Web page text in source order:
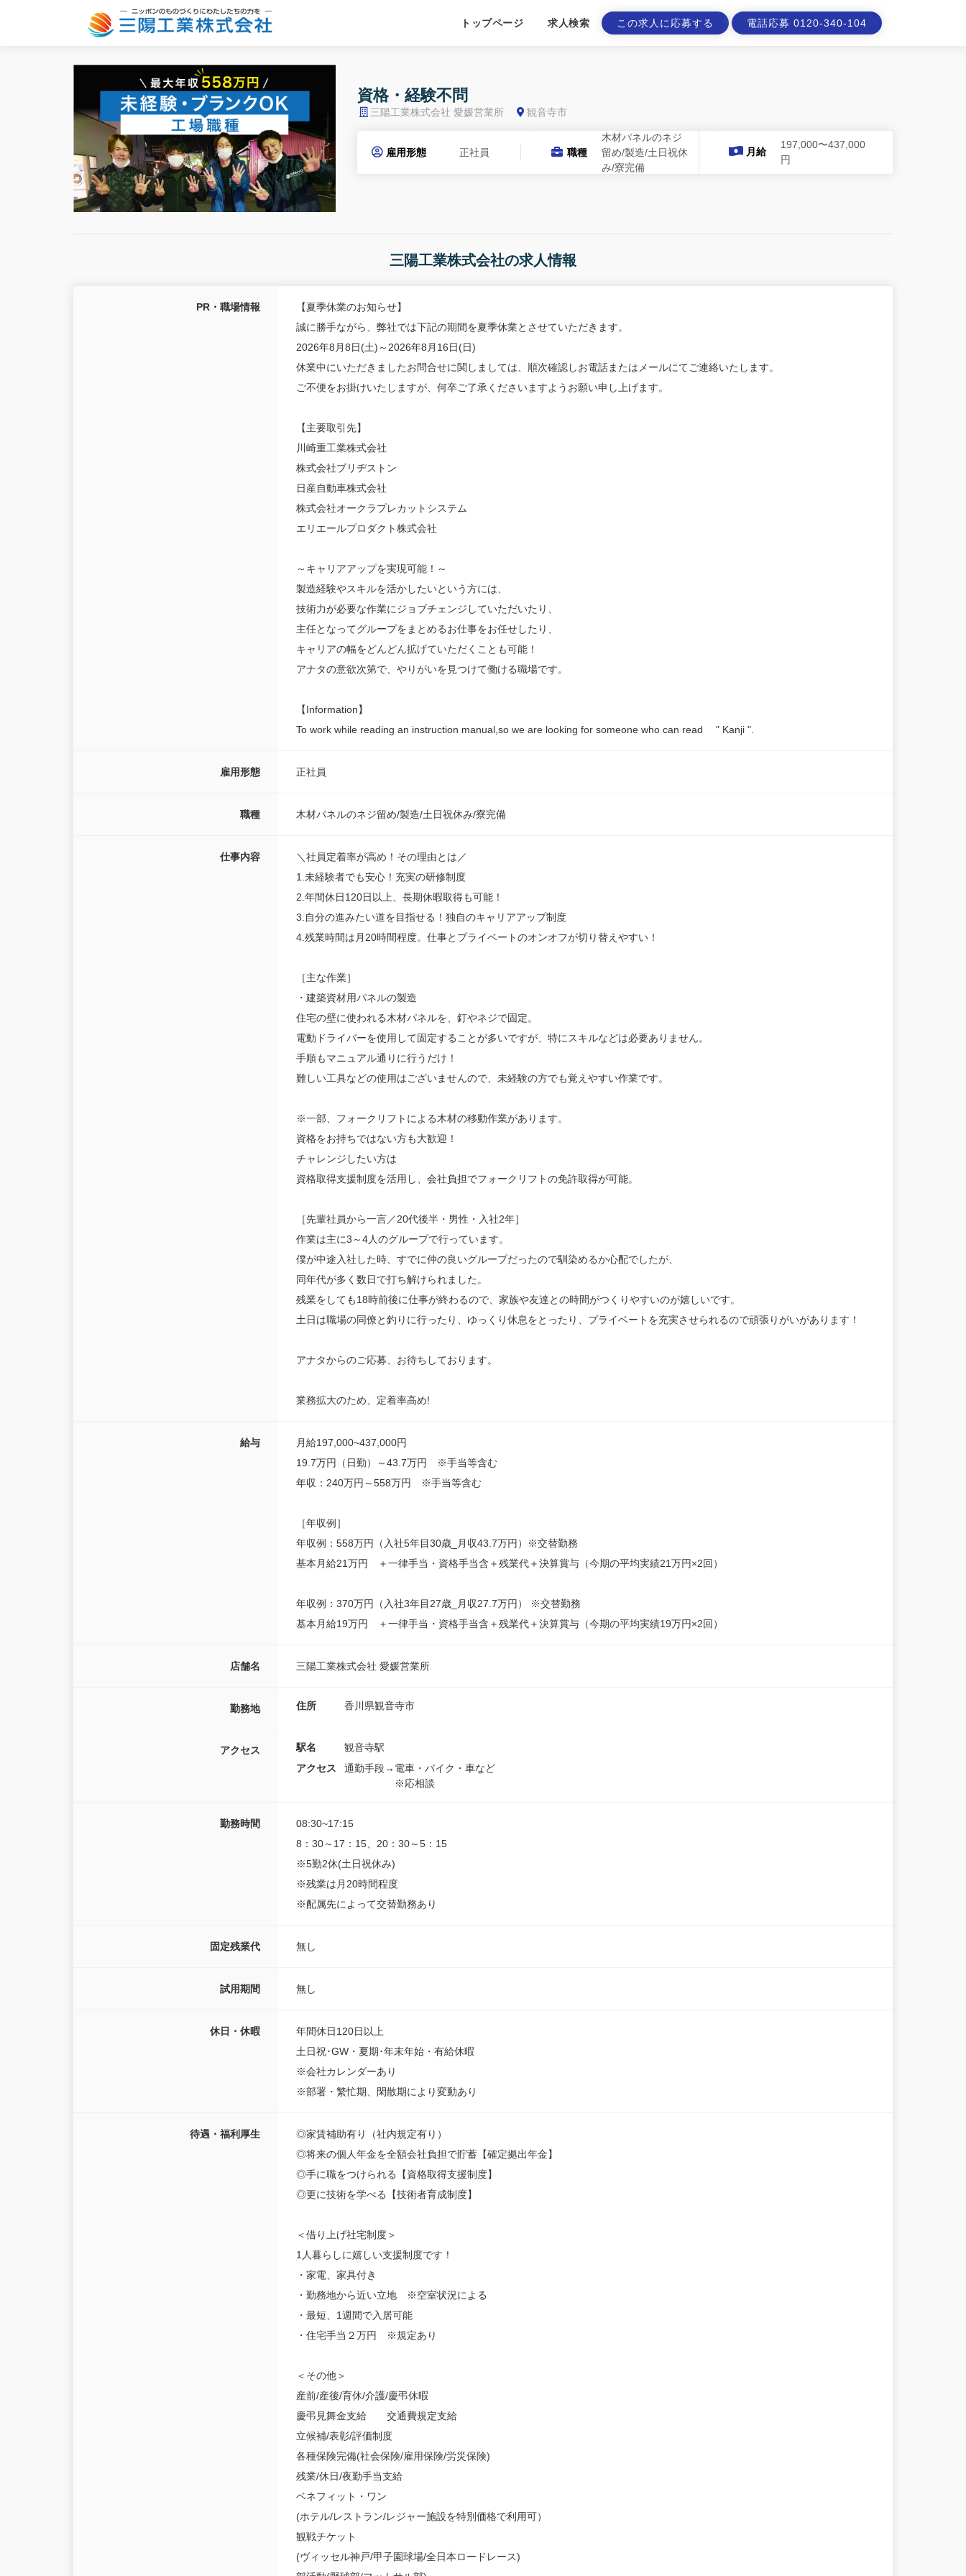
トップページ 求人検索 この求人に応募する 電話応募 0120-340-104
資格・経験不問
三陽工業株式会社 愛媛営業所 観音寺市
雇用形態 正社員 職種
木材パネルのネジ
留め/製造/土日祝休
み/寮完備
月給
197,000〜437,000
円
三陽工業株式会社の求人情報
PR・職場情報
【夏季休業のお知らせ】
誠に勝手ながら、弊社では下記の期間を夏季休業とさせていただきます。
2026年8月8日(土)～2026年8月16日(日)
休業中にいただきましたお問合せに関しましては、順次確認しお電話またはメールにてご連絡いたします。
ご不便をお掛けいたしますが、何卒ご了承くださいますようお願い申し上げます。
【主要取引先】
川崎重工業株式会社
株式会社ブリヂストン
日産自動車株式会社
株式会社オークラプレカットシステム
エリエールプロダクト株式会社
～キャリアアップを実現可能！～
製造経験やスキルを活かしたいという方には、
技術力が必要な作業にジョブチェンジしていただいたり、
主任となってグループをまとめるお仕事をお任せしたり、
キャリアの幅をどんどん拡げていただくことも可能！
アナタの意欲次第で、やりがいを見つけて働ける職場です。
【Information】
To work while reading an instruction manual,so we are looking for someone who can read " Kanji ".
雇用形態 正社員
職種 木材パネルのネジ留め/製造/土日祝休み/寮完備
仕事内容
＼社員定着率が高め！その理由とは／
1.未経験者でも安心！充実の研修制度
2.年間休日120日以上、長期休暇取得も可能！
3.自分の進みたい道を目指せる！独自のキャリアアップ制度
4.残業時間は月20時間程度。仕事とプライベートのオンオフが切り替えやすい！
［主な作業］
・建築資材用パネルの製造
住宅の壁に使われる木材パネルを、釘やネジで固定。
電動ドライバーを使用して固定することが多いですが、特にスキルなどは必要ありません。
手順もマニュアル通りに行うだけ！
難しい工具などの使用はございませんので、未経験の方でも覚えやすい作業です。
※一部、フォークリフトによる木材の移動作業があります。
資格をお持ちではない方も大歓迎！
チャレンジしたい方は
資格取得支援制度を活用し、会社負担でフォークリフトの免許取得が可能。
［先輩社員から一言／20代後半・男性・入社2年］
作業は主に3～4人のグループで行っています。
僕が中途入社した時、すでに仲の良いグループだったので馴染めるか心配でしたが、
同年代が多く数日で打ち解けられました。
残業をしても18時前後に仕事が終わるので、家族や友達との時間がつくりやすいのが嬉しいです。
土日は職場の同僚と釣りに行ったり、ゆっくり休息をとったり、プライベートを充実させられるので頑張りがいがあります！
アナタからのご応募、お待ちしております。
業務拡大のため、定着率高め!
給与
月給197,000~437,000円
19.7万円（日勤）～43.7万円 ※手当等含む
年収：240万円～558万円 ※手当等含む
［年収例］
年収例：558万円（入社5年目30歳_月収43.7万円）※交替勤務
基本月給21万円 ＋一律手当・資格手当含＋残業代＋決算賞与（今期の平均実績21万円×2回）
年収例：370万円（入社3年目27歳_月収27.7万円） ※交替勤務
基本月給19万円 ＋一律手当・資格手当含＋残業代＋決算賞与（今期の平均実績19万円×2回）
店舗名 三陽工業株式会社 愛媛営業所
勤務地 住所 香川県観音寺市
アクセス 駅名
観音寺駅
アクセス
通勤手段→電車・バイク・車など
※応相談
勤務時間
08:30~17:15
8：30～17：15、20：30～5：15
※5勤2休(土日祝休み)
※残業は月20時間程度
※配属先によって交替勤務あり
固定残業代 無し
試用期間 無し
休日・休暇
年間休日120日以上
土日祝･GW・夏期･年末年始・有給休暇
※会社カレンダーあり
※部署・繁忙期、閑散期により変動あり
待遇・福利厚生
◎家賃補助有り（社内規定有り）
◎将来の個人年金を全額会社負担で貯蓄【確定拠出年金】
◎手に職をつけられる【資格取得支援制度】
◎更に技術を学べる【技術者育成制度】
＜借り上げ社宅制度＞
1人暮らしに嬉しい支援制度です！
・家電、家具付き
・勤務地から近い立地 ※空室状況による
・最短、1週間で入居可能
・住宅手当２万円 ※規定あり
＜その他＞
産前/産後/育休/介護/慶弔休暇
慶弔見舞金支給 交通費規定支給
立候補/表彰/評価制度
各種保険完備(社会保険/雇用保険/労災保険)
残業/休日/夜勤手当支給
ベネフィット・ワン
(ホテル/レストラン/レジャー施設を特別価格で利用可）
観戦チケット
(ヴィッセル神戸/甲子園球場/全日本ロードレース)